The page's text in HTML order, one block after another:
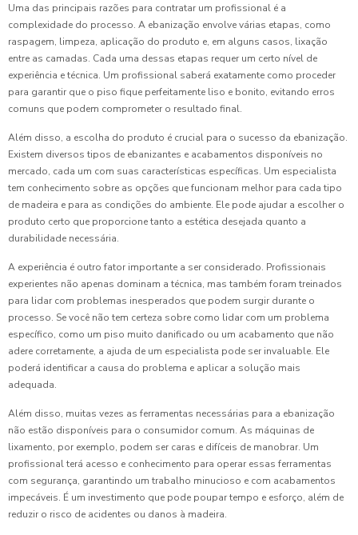
Uma das principais razões para contratar um profissional é a
complexidade do processo. A ebanização envolve várias etapas, como
raspagem, limpeza, aplicação do produto e, em alguns casos, lixação
entre as camadas. Cada uma dessas etapas requer um certo nível de
experiência e técnica. Um profissional saberá exatamente como proceder
para garantir que o piso fique perfeitamente liso e bonito, evitando erros
comuns que podem comprometer o resultado final.
Além disso, a escolha do produto é crucial para o sucesso da ebanização.
Existem diversos tipos de ebanizantes e acabamentos disponíveis no
mercado, cada um com suas características específicas. Um especialista
tem conhecimento sobre as opções que funcionam melhor para cada tipo
de madeira e para as condições do ambiente. Ele pode ajudar a escolher o
produto certo que proporcione tanto a estética desejada quanto a
durabilidade necessária.
A experiência é outro fator importante a ser considerado. Profissionais
experientes não apenas dominam a técnica, mas também foram treinados
para lidar com problemas inesperados que podem surgir durante o
processo. Se você não tem certeza sobre como lidar com um problema
específico, como um piso muito danificado ou um acabamento que não
adere corretamente, a ajuda de um especialista pode ser invaluable. Ele
poderá identificar a causa do problema e aplicar a solução mais
adequada.
Além disso, muitas vezes as ferramentas necessárias para a ebanização
não estão disponíveis para o consumidor comum. As máquinas de
lixamento, por exemplo, podem ser caras e difíceis de manobrar. Um
profissional terá acesso e conhecimento para operar essas ferramentas
com segurança, garantindo um trabalho minucioso e com acabamentos
impecáveis. É um investimento que pode poupar tempo e esforço, além de
reduzir o risco de acidentes ou danos à madeira.